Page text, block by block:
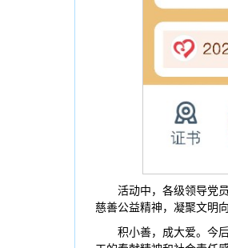
活动中，各级领导党
慈善公益精神，凝聚文明
积小善，成大爱。今